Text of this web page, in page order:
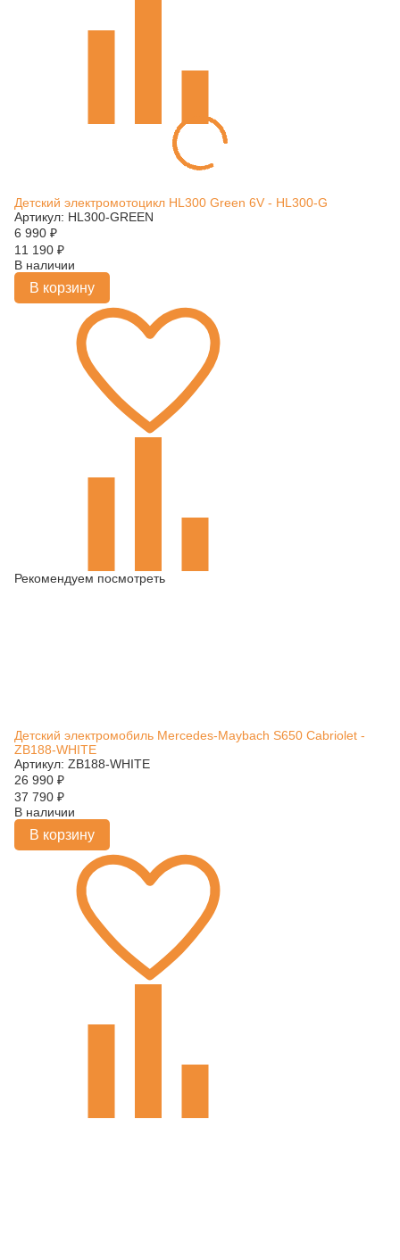
Детский электромотоцикл HL300 Green 6V - HL300-G
Артикул: HL300-GREEN
6 990 ₽
11 190 ₽
В наличии
В корзину
Рекомендуем посмотреть
Детский электромобиль Mercedes-Maybach S650 Cabriolet -
ZB188-WHITE
Артикул: ZB188-WHITE
26 990 ₽
37 790 ₽
В наличии
В корзину